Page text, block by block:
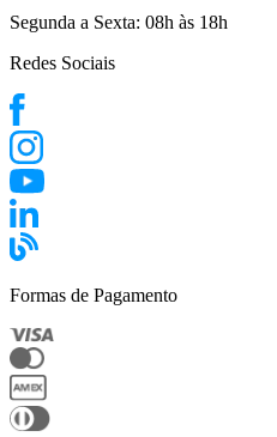
Segunda a Sexta: 08h às 18h
Redes Sociais
Formas de Pagamento